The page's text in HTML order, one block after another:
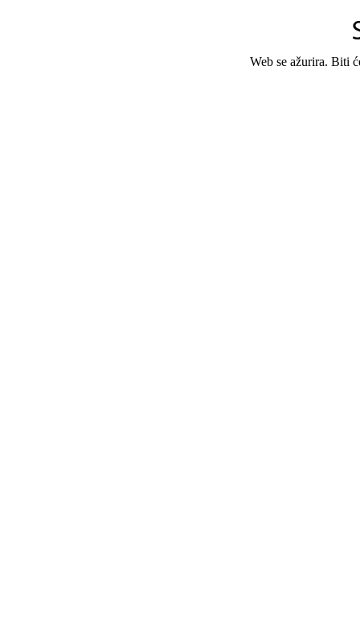
Web se ažurira. Biti